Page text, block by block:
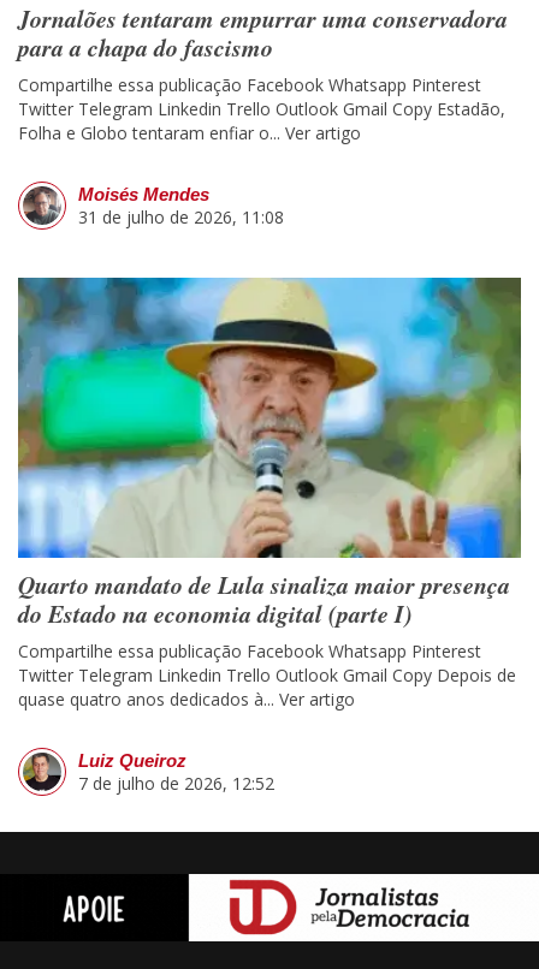
Jornalões tentaram empurrar uma conservadora
para a chapa do fascismo
Compartilhe essa publicação Facebook Whatsapp Pinterest
Twitter Telegram Linkedin Trello Outlook Gmail Copy Estadão,
Folha e Globo tentaram enfiar o... Ver artigo
Moisés Mendes
31 de julho de 2026, 11:08
Quarto mandato de Lula sinaliza maior presença
do Estado na economia digital (parte I)
Compartilhe essa publicação Facebook Whatsapp Pinterest
Twitter Telegram Linkedin Trello Outlook Gmail Copy Depois de
quase quatro anos dedicados à... Ver artigo
Luiz Queiroz
7 de julho de 2026, 12:52